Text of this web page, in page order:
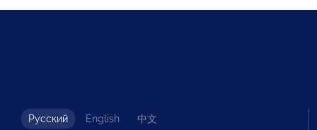
Русский English 中文